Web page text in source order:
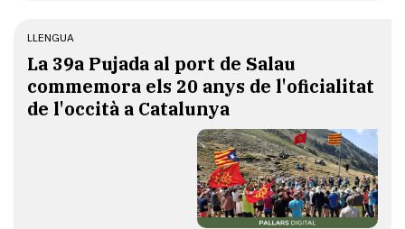
LLENGUA
​La 39a Pujada al port de Salau
commemora els 20 anys de l'oficialitat
de l'occità a Catalunya